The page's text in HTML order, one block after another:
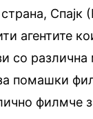
Спајк
агентите
со различна
помашки
филмче